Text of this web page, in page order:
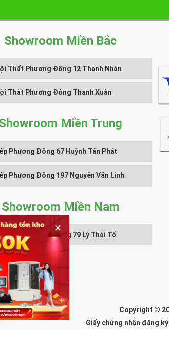
Showroom Miền Bắc
Thất Phương Đông 12 Thanh Nhàn
Thất Phương Đông Thanh Xuân
Showroom Miền Trung
Phương Đông 67 Huỳnh Tấn Phát
Phương Đông 197 Nguyễn Văn Linh
Showroom Miền Nam
Thất Phương Đông 79 Lý Thái Tổ
Copyright ©
Giấy chứng nhận đăng
×